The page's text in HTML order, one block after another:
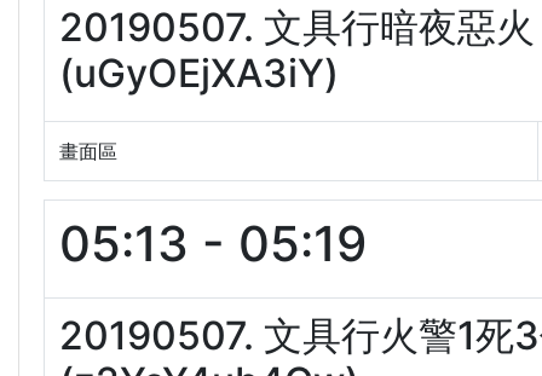
20190507. 文具行暗夜惡
(uGyOEjXA3iY)
畫面區
05:13 - 05:19
20190507. 文具行火警1